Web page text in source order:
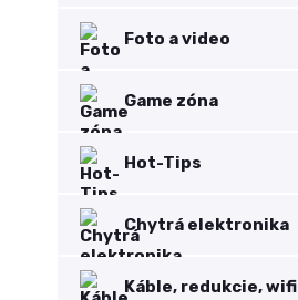
Foto a video
Game zóna
Hot-Tips
Chytrá elektronika
Káble, redukcie, wifi